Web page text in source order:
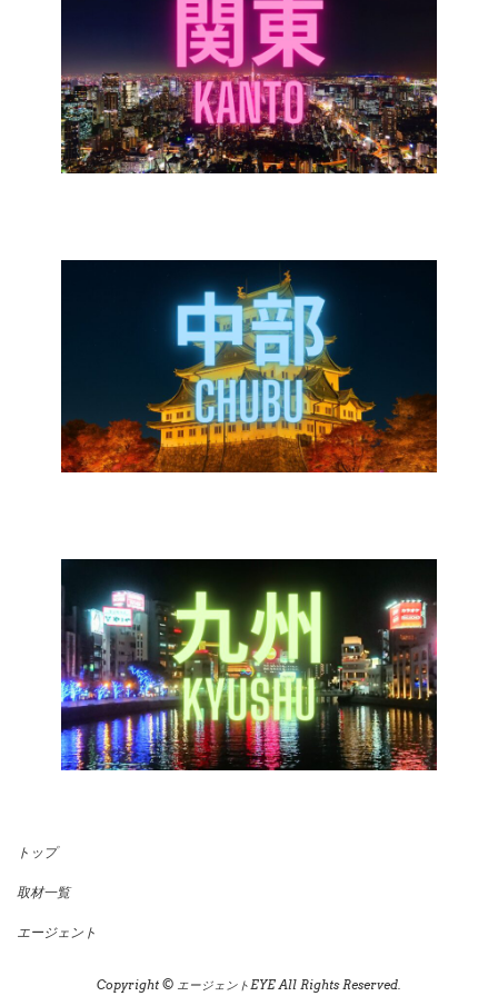
トップ
取材一覧
エージェント
Copyright © エージェントEYE All Rights Reserved.